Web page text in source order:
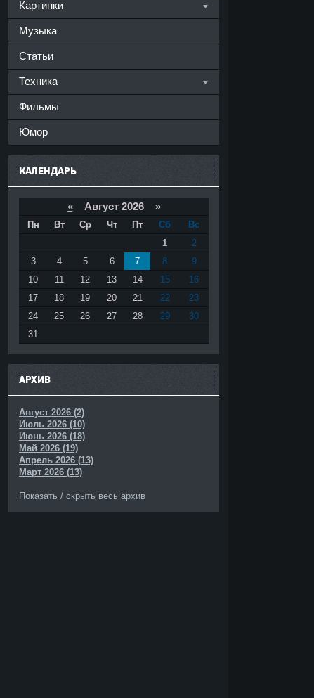
Картинки
Музыка
Статьи
Техника
Фильмы
Юмор
КАЛЕНДАРЬ
«Август 2026 »
Пн Вт Ср Чт Пт Сб
Вс
1
2
3
4 5 6 7 8
9
10
11 12 13 14 15
16
17
18 19 20 21 22
23
24
25 26 27 28 29
30
31
АРХИВ
Август 2026 (2)
Июль 2026 (10)
Июнь 2026 (18)
Май 2026 (19)
Апрель 2026 (13)
Март 2026 (13)
Показать / скрыть весь архив